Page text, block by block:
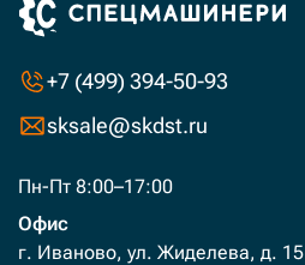
+7 (499) 394-50-93
sksale@skdst.ru
Пн-Пт 8:00–17:00
Офис
г. Иваново, ул. Жиделева, д. 15